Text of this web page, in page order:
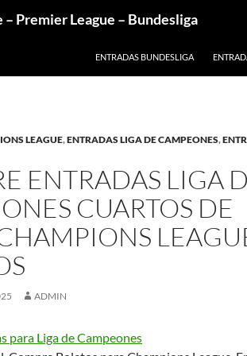
Premier League – Bundesliga
ENTRADAS BUNDESLIGA
LEAGUE,ENTRADAS LIGA DE CAMPEONES,
ENTRADAS LIGA
CUARTOS DE
ADMIN
para Liga de Campeones